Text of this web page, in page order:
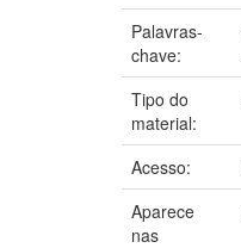
Palavras-
chave:
Tipo do
material:
Acesso:
Aparece
nas